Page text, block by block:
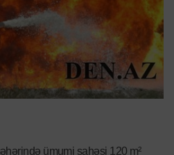
ümumi sahəsi 120 m²